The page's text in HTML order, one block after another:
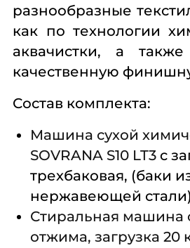
разнообразные
как по технологии
аквачистки, а также
качественную
Состав комплекта:
Машина сухой
SOVRANA S10 LT3 c
трехбаковая, (баки
нержавеющей
Стиральная машина
отжима, загрузка 20